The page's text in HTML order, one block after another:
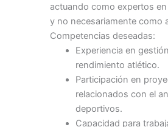
actuando como expertos
y no necesariamente como
Competencias deseadas:
Experiencia en
rendimiento atlético.
Participación en
relacionados con el
deportivos.
Capacidad para